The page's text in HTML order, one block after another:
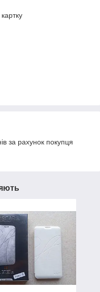
за рахунок покупця